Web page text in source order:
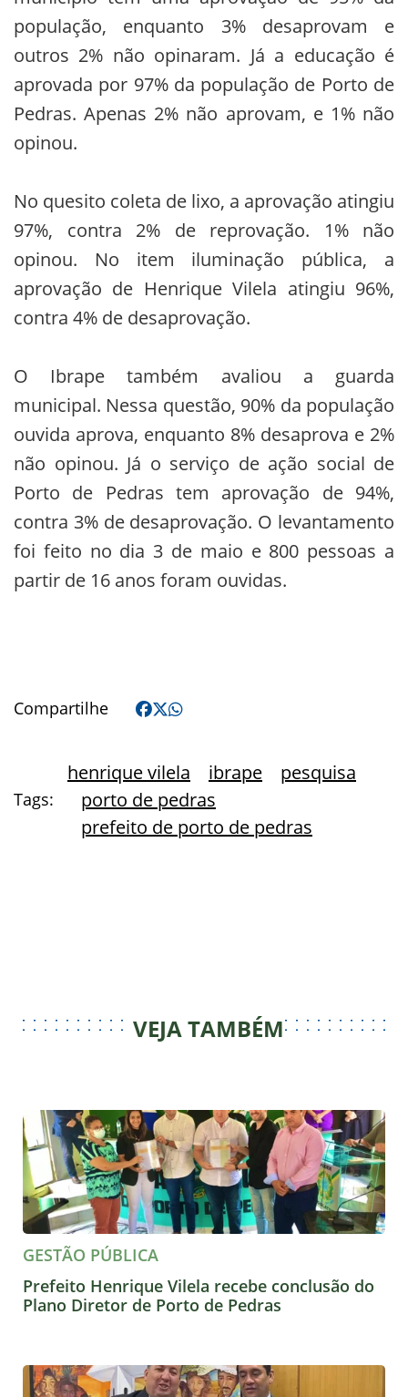
população, enquanto 3% desaprovam e
outros 2% não opinaram. Já a educação é
aprovada por 97% da população de Porto de
Pedras. Apenas 2% não aprovam, e 1% não
opinou.
No quesito coleta de lixo, a aprovação atingiu
97%, contra 2% de reprovação. 1% não
opinou. No item iluminação pública, a
aprovação de Henrique Vilela atingiu 96%,
contra 4% de desaprovação.
O Ibrape também avaliou a guarda
municipal. Nessa questão, 90% da população
ouvida aprova, enquanto 8% desaprova e 2%
não opinou. Já o serviço de ação social de
Porto de Pedras tem aprovação de 94%,
contra 3% de desaprovação. O levantamento
foi feito no dia 3 de maio e 800 pessoas a
partir de 16 anos foram ouvidas.
Compartilhe
Tags:
henrique vilela ibrape
pesquisa
porto de pedras
prefeito de porto de pedras
VEJA TAMBÉM
GESTÃO PÚBLICA
Prefeito Henrique Vilela recebe conclusão do
Plano Diretor de Porto de Pedras